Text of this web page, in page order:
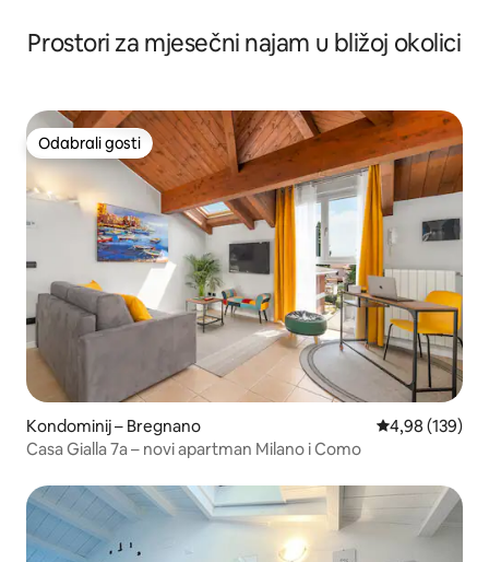
Prostori za mjesečni najam u bližoj okolici
Odabrali gosti
Odabrali gosti
Kondominij – Bregnano Prosječna
4,98 (139)
Casa Gialla 7a – novi apartman Milano i Como